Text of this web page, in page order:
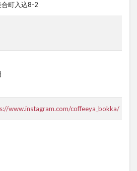
町入込8-2
www.instagram.com/coffeeya_bokka/